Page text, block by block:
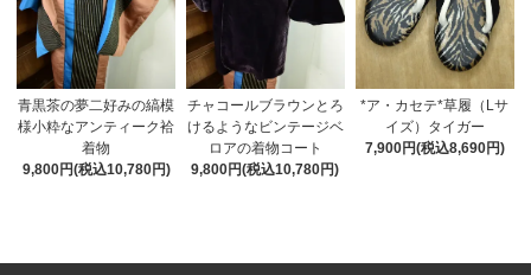
青黒茶の夢二好みの縞模
様小粋なアンティーク袷
着物
9,800円(税込10,780円)
チャコールブラウンとろ
けるようなビンテージベ
ロアの着物コート
9,800円(税込10,780円)
*ア・カセテ*草履（Lサ
イズ）タイガー
7,900円(税込8,690円)